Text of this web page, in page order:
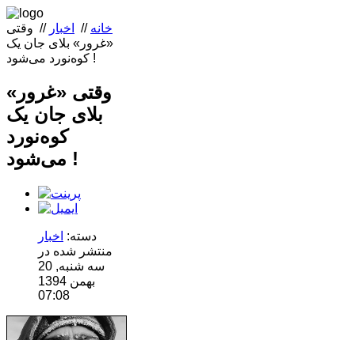
خانه // اخبار // وقتی
«غرور» بلای جان یک
کوه‌نورد می‌شود !
وقتی «غرور»
بلای جان یک
کوه‌نورد
می‌شود !
دسته: اخبار
منتشر شده در
سه شنبه, 20
بهمن 1394
07:08